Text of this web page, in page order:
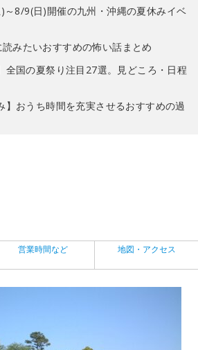
～8/9(日)開催の九州・沖縄の夏休みイベ
読みたいおすすめの怖い話まとめ
全国の夏祭り注目27選。見どころ・日程
】おうち時間を充実させるおすすめの過
営業時間など 地図・アクセス